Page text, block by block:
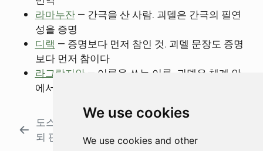
We use cookies
We use cookies and other
라마누잔— 간극을 산 사람. 괴델은 간극의 필연
성을 증명
디랙 — 증명보다 먼저 참인 것. 괴델 문장도 증명
보다 먼저 참이다
라그랑지안 — 이론을 쓰는 이론. 괴델은 체계 안
에서 체계를 말하는 법을 만들었다
도스토옙스키: 충돌시키
되 판결하지 않는다
밀어내는 것들이
함께 흐르다